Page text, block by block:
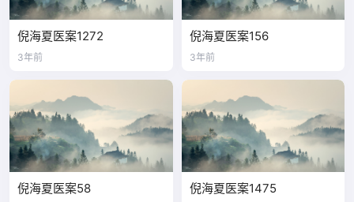
倪海夏医案1272
3年前
倪海夏医案156
3年前
倪海夏医案58 倪海夏医案1475